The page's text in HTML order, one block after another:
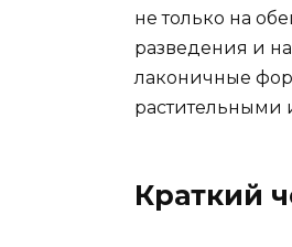
не только на
разведения и
лаконичные
Краткий